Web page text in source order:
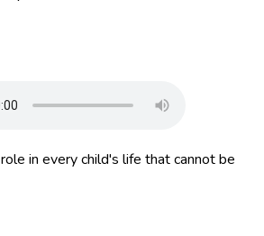
in every child's life that cannot be